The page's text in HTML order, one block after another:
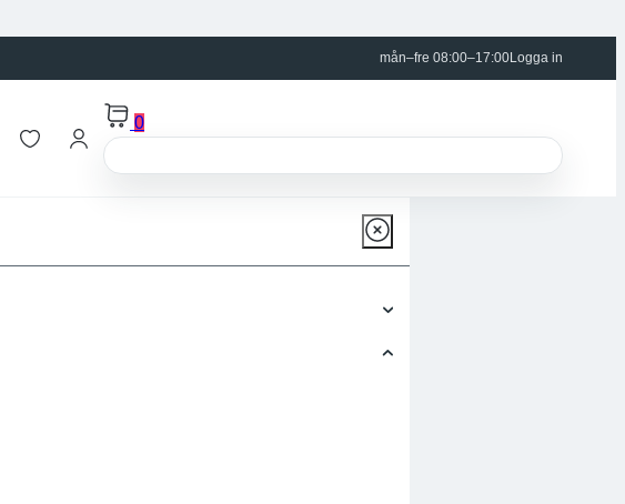
mån–fre 08:00–17:00Logga in
0